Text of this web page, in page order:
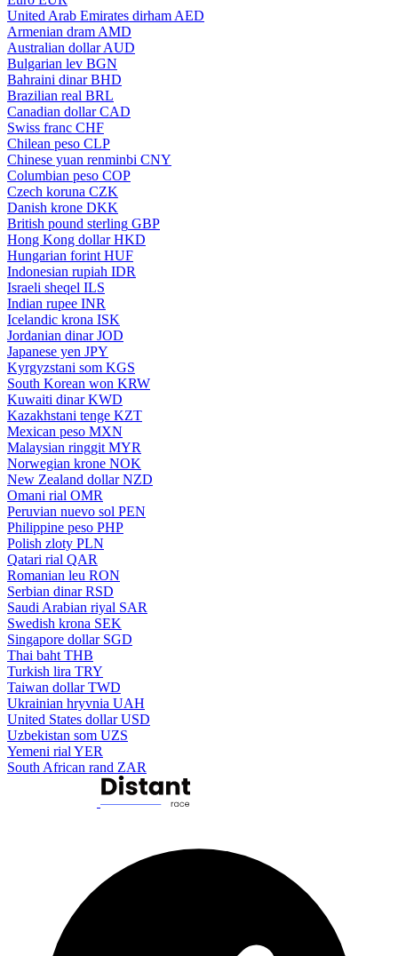
United Arab Emirates dirham AED
Armenian dram AMD
Australian dollar AUD
Bulgarian lev BGN
Bahraini dinar BHD
Brazilian real BRL
Canadian dollar CAD
Swiss franc CHF
Chilean peso CLP
Chinese yuan renminbi CNY
Columbian peso COP
Czech koruna CZK
Danish krone DKK
British pound sterling GBP
Hong Kong dollar HKD
Hungarian forint HUF
Indonesian rupiah IDR
Israeli sheqel ILS
Indian rupee INR
Icelandic krona ISK
Jordanian dinar JOD
Japanese yen JPY
Kyrgyzstani som KGS
South Korean won KRW
Kuwaiti dinar KWD
Kazakhstani tenge KZT
Mexican peso MXN
Malaysian ringgit MYR
Norwegian krone NOK
New Zealand dollar NZD
Omani rial OMR
Peruvian nuevo sol PEN
Philippine peso PHP
Polish zloty PLN
Qatari rial QAR
Romanian leu RON
Serbian dinar RSD
Saudi Arabian riyal SAR
Swedish krona SEK
Singapore dollar SGD
Thai baht THB
Turkish lira TRY
Taiwan dollar TWD
Ukrainian hryvnia UAH
United States dollar USD
Uzbekistan som UZS
Yemeni rial YER
South African rand ZAR